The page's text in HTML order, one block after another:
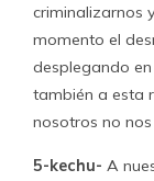
criminalizarnos
momento el
desplegando
también a esta
nosotros no
5-kechu- A